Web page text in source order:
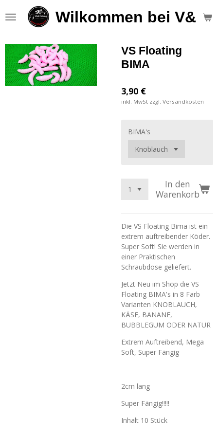
Hauptinhalt
Wilkommen bei V&S
VS Floating
BIMA
3,90 €
inkl. MwSt zzgl. Versandkosten
BIMA's
In den
Warenkorb
Die VS Floating Bima ist ein
extrem auftreibender Köder.
Super Soft! Sie werden in
einer Praktischen
Schraubdose geliefert.
Jetzt Neu im Shop die VS
Floating BIMA's in 8 Farb
Varianten KNOBLAUCH,
KÄSE, BANANE,
BUBBLEGUM ODER NATUR
Extrem Auftreibend, Mega
Soft, Super Fängig
2cm lang
Super Fängig!!!!!
Inhalt 10 Stück